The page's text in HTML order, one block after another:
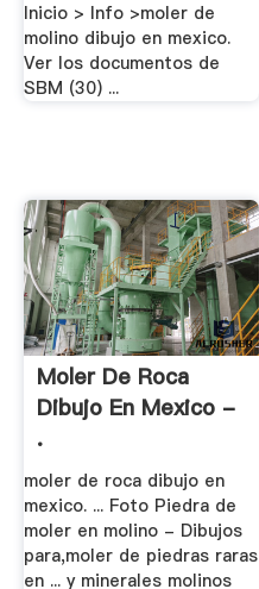
Inicio > Info >moler de
molino dibujo en mexico.
Ver los documentos de
SBM (30) ...
Moler De Roca
Dibujo En Mexico -
.
moler de roca dibujo en
mexico. ... Foto Piedra de
moler en molino - Dibujos
para,moler de piedras raras
en ... y minerales molinos